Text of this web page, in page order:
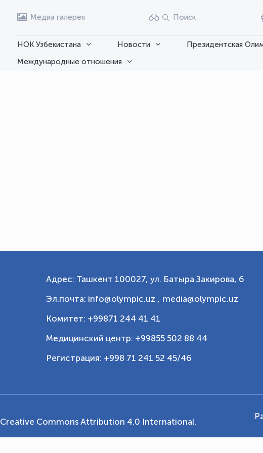
Медиа галерея Поиск
НОК Узбекистана Новости Президентская
Международные отношения
Адрес: Ташкент 100027, ул. Батыра Закирова, 6
Эл.почта: info@olympic.uz , media@olympic.uz
Комитет: +99871 244 41 41
Медицинский центр: +99855 502 88 44
Регистрация: +998 71 241 52 45/46
Creative Commons Attribution 4.0 International.